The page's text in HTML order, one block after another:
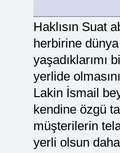
Haklısın Suat
herbirine
yaşadıklarımı
yerlide
Lakin İsmail
kendine özgü
müşterilerin
yerli olsun